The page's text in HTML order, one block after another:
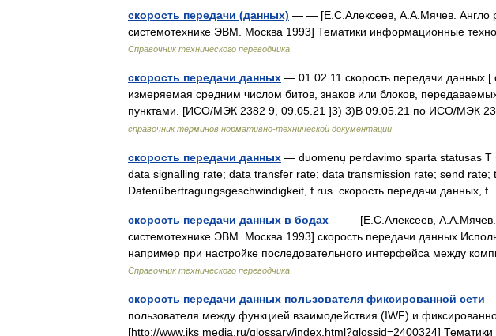
скорость передачи (данных) — — [Е.С.Алексеев, А.А.Мячев. Англо
системотехнике ЭВМ. Москва 1993] Тематики информационные
Справочник технического переводчика
скорость передачи данных — 01.02.11 скорость передачи данных [
измеряемая средним числом битов, знаков или блоков,
пунктами. [ИСО/МЭК 2382 9, 09.05.21 ]3) 3)В 09.05.21 по ИСО/МЭК
справочник терминов нормативно-технической документации
скорость передачи данных — duomenų perdavimo sparta statusas T
data signalling rate; data transfer rate; data transmission rate; send rate;
Datenübertragungsgeschwindigkeit, f rus. скорость передачи
скорость передачи данных в бодах — — [Е.С.Алексеев, А.А.Мячев.
системотехнике ЭВМ. Москва 1993] скорость передачи данных
например при настройке последовательного интерфейса между
Справочник технического переводчика
скорость передачи данных пользователя фиксированной сети
пользователя между функцией взаимодействия (IWF) и
[http://www.iks media.ru/glossary/index.html?glossid=2400324] Тематики